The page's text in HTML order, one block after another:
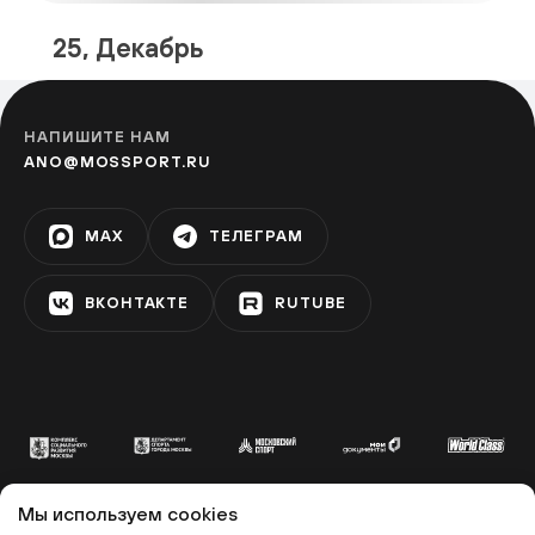
Парк 850-летия Москвы
ТИМИРЯЗЕВСКАЯ
25, Декабрь
НАПИШИТЕ НАМ
ANO@MOSSPORT.RU
MAX ТЕЛЕГРАМ
ВКОНТАКТЕ RUTUBE
Мы используем cookies